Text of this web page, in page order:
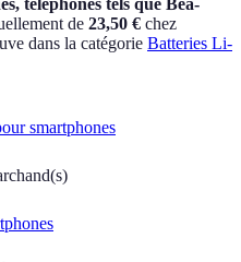
de 23,50 € chez
dans la catégorie Batteries Li-
smartphones